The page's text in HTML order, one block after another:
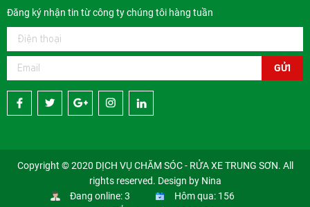
Đăng ký nhận tin từ công ty chúng tôi hàng tuần
GỬI
Copyright © 2020 DỊCH VỤ CHĂM SÓC - RỬA XE TRUNG SƠN. All
rights reserved. Design by Nina
Đang online: 3
Hôm qua: 156